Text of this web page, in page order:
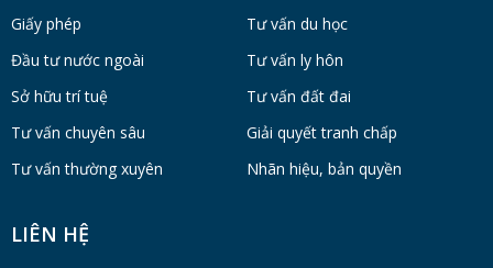
Giấy phép
Đầu tư nước ngoài
Sở hữu trí tuệ
Tư vấn chuyên sâu
Tư vấn thường xuyên
Tư vấn du học
Tư vấn ly hôn
Tư vấn đất đai
Giải quyết tranh chấp
Nhãn hiệu, bản quyền
LIÊN HỆ